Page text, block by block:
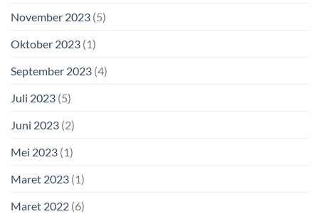
November 2023 (5)
Oktober 2023 (1)
September 2023 (4)
Juli 2023 (5)
Juni 2023 (2)
Mei 2023 (1)
Maret 2023 (1)
Maret 2022 (6)